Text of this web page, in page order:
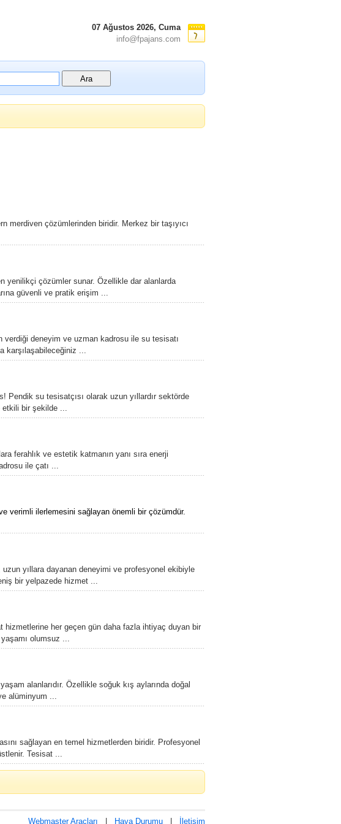
07 Ağustos 2026, Cuma
info@fpajans.com
merdiven çözümlerinden biridir. Merkez bir taşıyıcı
yenilikçi çözümler sunar. Özellikle dar alanlarda
güvenli ve pratik erişim ...
verdiği deneyim ve uzman kadrosu ile su tesisatı
karşılaşabileceğiniz ...
Pendik su tesisatçısı olarak uzun yıllardır sektörde
etkili bir şekilde ...
ferahlık ve estetik katmanın yanı sıra enerji
ile çatı ...
verimli ilerlemesini sağlayan önemli bir çözümdür.
yıllara dayanan deneyimi ve profesyonel ekibiyle
bir yelpazede hizmet ...
hizmetlerine her geçen gün daha fazla ihtiyaç duyan bir
olumsuz ...
alanlarıdır. Özellikle soğuk kış aylarında doğal
alüminyum ...
sağlayan en temel hizmetlerden biridir. Profesyonel
Tesisat ...
Webmaster Araçları Hava Durumu İletişim